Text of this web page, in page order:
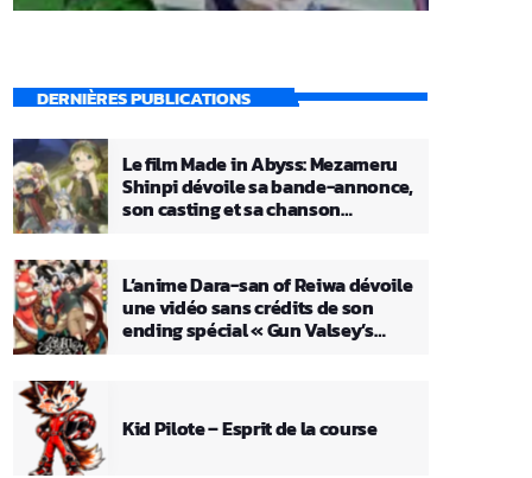
DERNIÈRES PUBLICATIONS
Le film Made in Abyss: Mezameru
Shinpi dévoile sa bande-annonce,
son casting et sa chanson
L’anime Dara-san of Reiwa dévoile
une vidéo sans crédits de son
ending spécial « Gun Valsey’s
Kid Pilote – Esprit de la course